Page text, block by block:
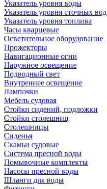
Указатель уровня воды
Указатель уровня сточных вод
Указатель уровня топлива
Часы кварцевые
Осветительное оборудование
Прожекторы
Навигационные огни
Наружное освещение
Подводный свет
Внутреннее освещение
Лампочки
Мебель судовая
Стойки сидений, подложки
Стойки столешниц
Столешницы
Сиденья
Скамьи судовые
Система пресной воды
Помывочные комплекты
Насосы пресной воды
Шланги для воды